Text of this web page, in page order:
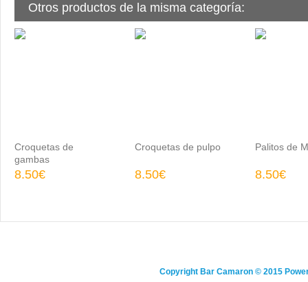
Otros productos de la misma categoría:
Croquetas de
gambas
8.50€
Croquetas de pulpo
8.50€
Palitos de
8.50€
Copyright Bar Camaron© 2015